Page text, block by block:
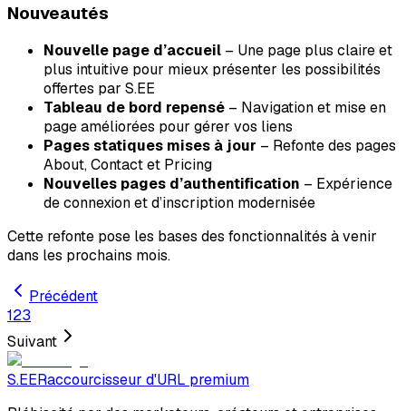
Nouveautés
Nouvelle page d’accueil – Une page plus claire et
plus intuitive pour mieux présenter les possibilités
offertes par S.EE
Tableau de bord repensé – Navigation et mise en
page améliorées pour gérer vos liens
Pages statiques mises à jour – Refonte des pages
About, Contact et Pricing
Nouvelles pages d’authentification – Expérience
de connexion et d’inscription modernisée
Cette refonte pose les bases des fonctionnalités à venir
dans les prochains mois.
Précédent
123
Suivant
S.EERaccourcisseur d'URL premium